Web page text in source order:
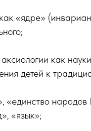
как «ядре»
как
детей к
«единство народов
«язык»;